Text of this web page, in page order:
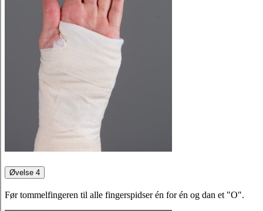
Øvelse 4
Før tommelfingeren til alle fingerspidser én for én og dan et "O".